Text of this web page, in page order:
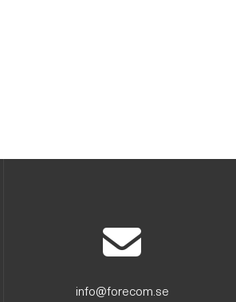
info@forecom.se